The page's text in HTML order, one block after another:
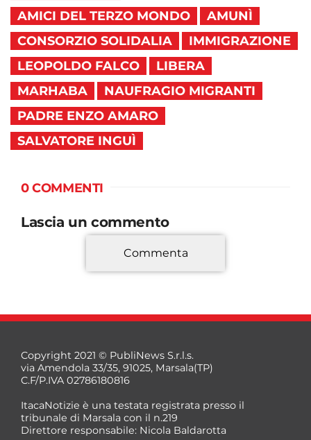
AMICI DEL TERZO MONDO
AMUNÌ
CONSORZIO SOLIDALIA
IMMIGRAZIONE
LEOPOLDO FALCO
LIBERA
MARHABA
NAUFRAGIO MIGRANTI
PADRE ENZO AMARO
SALVATORE INGUÌ
0 COMMENTI
Lascia un commento
*
Commenta
Copyright 2021 © PubliNews S.r.l.s.
via Amendola 33/35, 91025, Marsala(TP)
C.F/P.IVA 02786180816
ItacaNotizie è una testata registrata presso il
tribunale di Marsala con il n.219
Direttore responsabile: Nicola Baldarotta